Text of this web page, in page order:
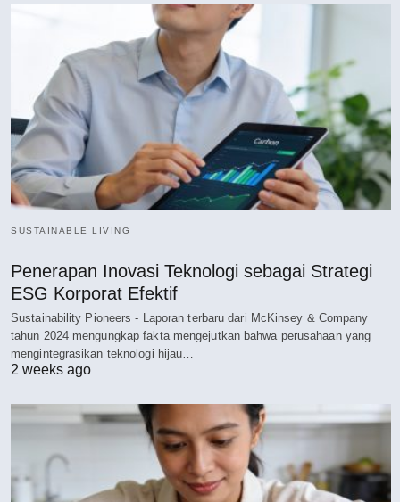
SUSTAINABLE LIVING
Penerapan Inovasi Teknologi sebagai Strategi
ESG Korporat Efektif
Sustainability Pioneers - Laporan terbaru dari McKinsey & Company
tahun 2024 mengungkap fakta mengejutkan bahwa perusahaan yang
mengintegrasikan teknologi hijau…
2 weeks ago